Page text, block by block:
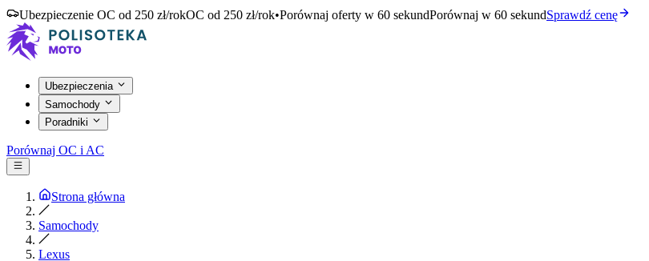
Ubezpieczenie OC od 250 zł/rokOC od 250 zł/rok•Porównaj oferty w 60 sekundPorównaj w 60 sekundSprawdź cenę
Ubezpieczenia
Samochody
Poradniki
Porównaj OC i AC
Strona główna
Samochody
Lexus